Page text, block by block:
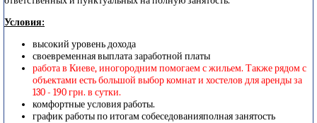
Условия:
высокий уровень дохода
своевременная выплата заработной платы
работа в Киеве, иногородним помогаем с жильем. Также рядом с
объектами есть большой выбор комнат и хостелов для аренды за
130 - 190 грн. в сутки.
комфортные условия работы.
график работы по итогам собеседованияполная занятость